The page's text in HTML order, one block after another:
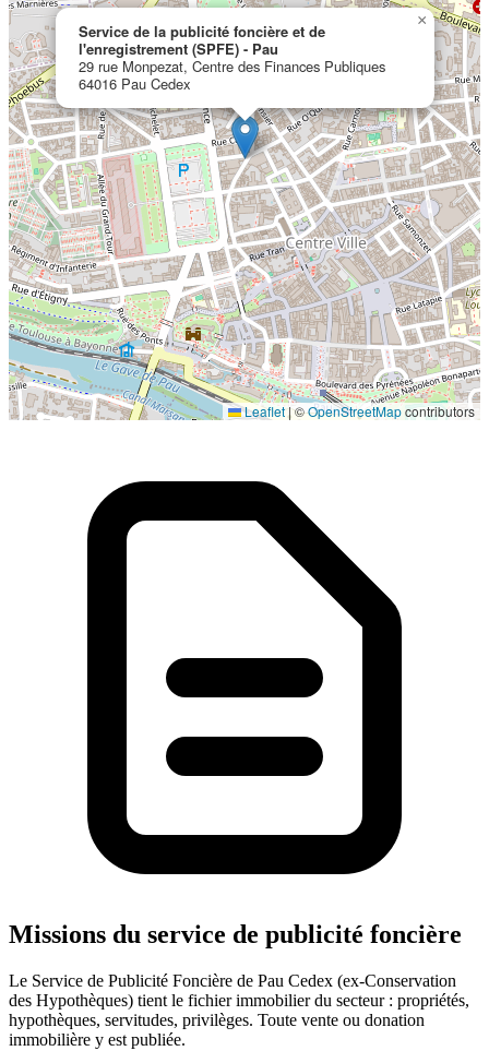
Localisation en cours...
Service de la publicité foncière et de
l'enregistrement (SPFE) - Pau
29 rue Monpezat, Centre des Finances Publiques
64016 Pau Cedex
×
Leaflet|©OpenStreetMapcontributors
Missions du service de publicité foncière
Le Service de Publicité Foncière de Pau Cedex (ex-Conservation
des Hypothèques) tient le fichier immobilier du secteur : propriétés,
hypothèques, servitudes, privilèges. Toute vente ou donation
immobilière y est publiée.